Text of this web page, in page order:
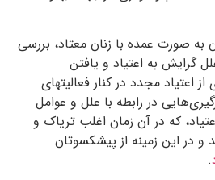
به صورت عمده با زنان معتاد، بررسی
گرایش به اعتیاد و یافتن
اعتیاد مجدد در کنار فعالیتهای
در رابطه با علل و عوامل
که در آن زمان اغلب تریاک و
در این زمینه از پیشکسوتان
.